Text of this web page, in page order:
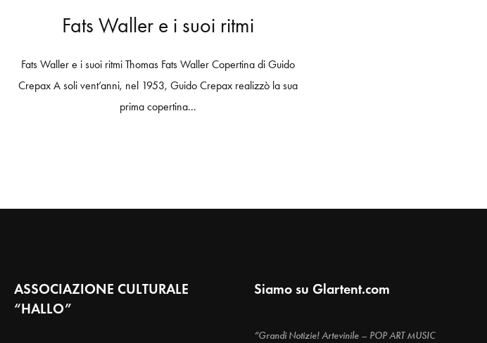
Fats Waller e i suoi ritmi
Fats Waller e i suoi ritmi Thomas Fats Waller Copertina di Guido
Crepax A soli vent’anni, nel 1953, Guido Crepax realizzò la sua
prima copertina...
ASSOCIAZIONE CULTURALE
“HALLO”
Siamo su Glartent.com
“Grandi Notizie! Artevinile – POP ART MUSIC